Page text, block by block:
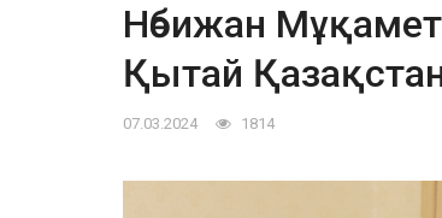
Нәбижан
Қытай
07.03.2024 1814